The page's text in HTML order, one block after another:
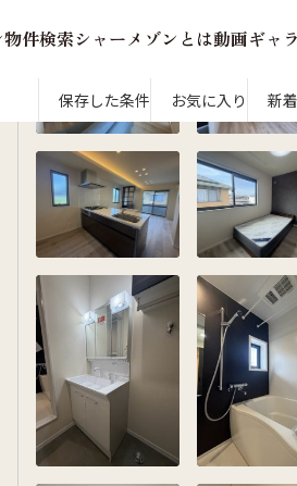
物件検索シ ャーメ ゾン とは動画ギャ ラ
着メール設定 最近見た物件
通勤・通学時間から探す
人気のカテゴリから探す
保存した条件 お気に入り 新